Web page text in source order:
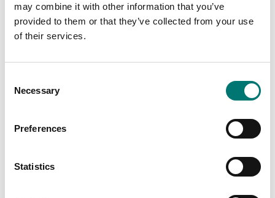
may combine it with other information that you’ve
provided to them or that they’ve collected from your use
of their services.
Selection
Necessary
Preferences
Statistics
650 kr